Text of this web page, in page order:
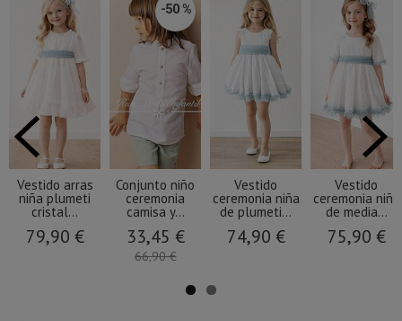
Vestido arras
niña plumeti
cristal...
79,90 €
-50 %
Conjunto niño
ceremonia
camisa y...
33,45 €
66,90 €
Vestido
ceremonia niña
de plumeti...
74,90 €
Vestido
ceremonia niña
de media...
75,90 €